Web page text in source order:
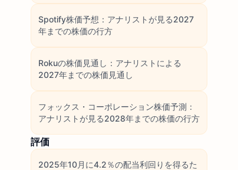
Spotify株価予想：アナリストが見る2027
年までの株価の行方
Rokuの株価見通し：アナリストによる
2027年までの株価見通し
フォックス・コーポレーション株価予測：
アナリストが見る2028年までの株価の行方
評価
2025年10月に4.2％の配当利回りを得るた